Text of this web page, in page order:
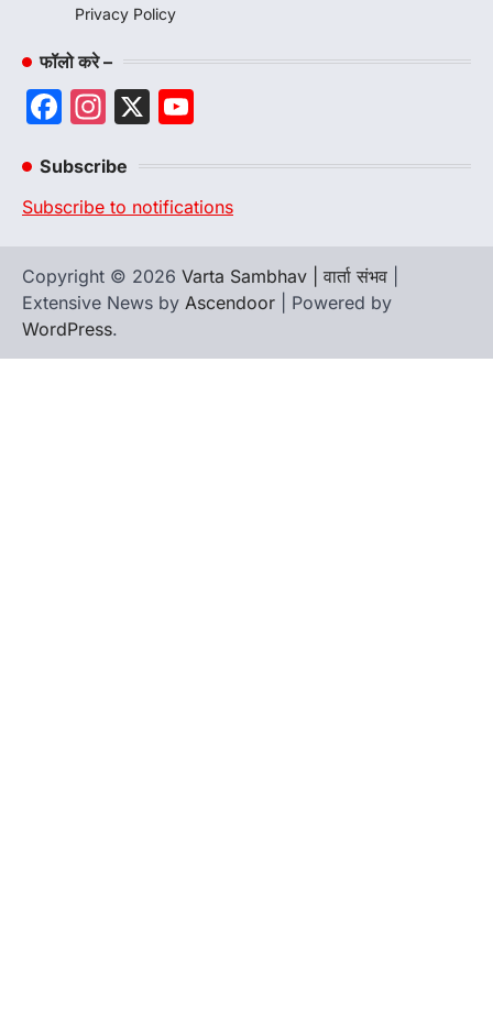
Privacy Policy
फॉलो करे –
Facebook
Instagram
X
Subscribe
Subscribe to notifications
Copyright © 2026 Varta Sambhav | वार्ता संभव
Extensive News by Ascendoor | Powered by
WordPress.